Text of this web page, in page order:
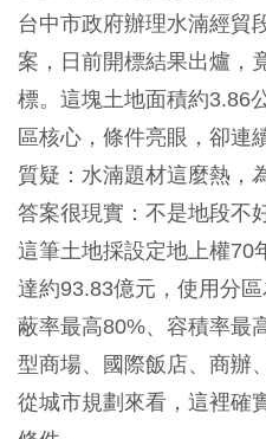
台中市政府辦理水湳經貿
案，日前開標結果出爐，
標。這塊土地面積約3.86
區核心，條件亮眼，卻連
質疑：水湳題材這麼熱，
答案很現實：不是地段不
這筆土地採設定地上權70
達約93.83億元，使用分
蔽率最高80%、容積率最
型商場、國際飯店、商辦
從城市規劃來看，這裡確